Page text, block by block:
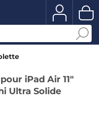
iPad Air 11"
Ultra Solide